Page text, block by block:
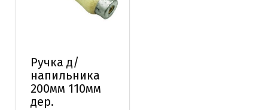
Ручка д/
напильника
200мм 110мм
дер.